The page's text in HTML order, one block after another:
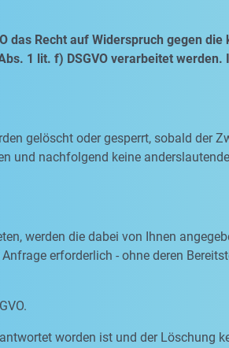
das Recht auf Widerspruch gegen
1 lit. f) DSGVO verarbeitet
gelöscht oder gesperrt, sobald der
und nachfolgend keine
werden die dabei von Ihnen
erforderlich - ohne deren
worden ist und der Löschung